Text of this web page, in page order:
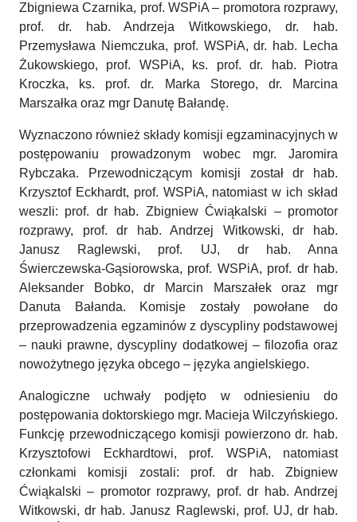
Zbigniewa Czarnika, prof. WSPiA – promotora rozprawy,
prof. dr. hab. Andrzeja Witkowskiego, dr. hab.
Przemysława Niemczuka, prof. WSPiA, dr. hab. Lecha
Żukowskiego, prof. WSPiA, ks. prof. dr. hab. Piotra
Kroczka, ks. prof. dr. Marka Storego, dr. Marcina
Marszałka oraz mgr Danutę Bałandę.
Wyznaczono również składy komisji egzaminacyjnych w
postępowaniu prowadzonym wobec mgr. Jaromira
Rybczaka. Przewodniczącym komisji został dr hab.
Krzysztof Eckhardt, prof. WSPiA, natomiast w ich skład
weszli: prof. dr hab. Zbigniew Ćwiąkalski – promotor
rozprawy, prof. dr hab. Andrzej Witkowski, dr hab.
Janusz Raglewski, prof. UJ, dr hab. Anna
Świerczewska-Gąsiorowska, prof. WSPiA, prof. dr hab.
Aleksander Bobko, dr Marcin Marszałek oraz mgr
Danuta Bałanda. Komisje zostały powołane do
przeprowadzenia egzaminów z dyscypliny podstawowej
– nauki prawne, dyscypliny dodatkowej – filozofia oraz
nowożytnego języka obcego – języka angielskiego.
Analogiczne uchwały podjęto w odniesieniu do
postępowania doktorskiego mgr. Macieja Wilczyńskiego.
Funkcję przewodniczącego komisji powierzono dr. hab.
Krzysztofowi Eckhardtowi, prof. WSPiA, natomiast
członkami komisji zostali: prof. dr hab. Zbigniew
Ćwiąkalski – promotor rozprawy, prof. dr hab. Andrzej
Witkowski, dr hab. Janusz Raglewski, prof. UJ, dr hab.